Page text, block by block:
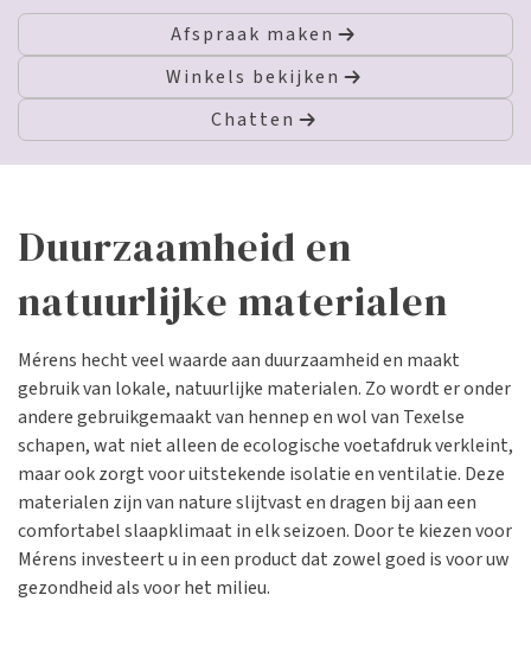
Afspraak maken
Winkels bekijken
Chatten
Duurzaamheid en
natuurlijke materialen
Mérens hecht veel waarde aan duurzaamheid en maakt
gebruik van lokale, natuurlijke materialen. Zo wordt er onder
andere gebruikgemaakt van hennep en wol van Texelse
schapen, wat niet alleen de ecologische voetafdruk verkleint,
maar ook zorgt voor uitstekende isolatie en ventilatie. Deze
materialen zijn van nature slijtvast en dragen bij aan een
comfortabel slaapklimaat in elk seizoen. Door te kiezen voor
Mérens investeert u in een product dat zowel goed is voor uw
gezondheid als voor het milieu.